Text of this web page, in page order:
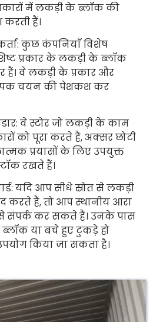
में लकड़ी के ब्लॉक की
हैं।
कुछ कंपनियाँ विशेष
प्रकार के लकड़ी के ब्लॉक
हैं। वे लकड़ी के प्रकार और
चयन की पेशकश कर
वे स्टोर जो लकड़ी के काम
को पूरा करते हैं, अक्सर छोटी
प्रयासों के लिए उपयुक्त
रखते हैं।
यदि आप सीधे स्रोत से लकड़ी
करते हैं, तो आप स्थानीय आरा
से संपर्क कर सकते हैं। उनके पास
या बचे हुए टुकड़े हो
किया जा सकता है।